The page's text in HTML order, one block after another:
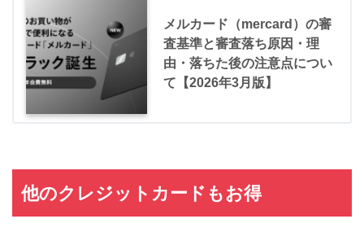
メルカード（mercard）の審
査基準と審査落ち原因・理
由・落ちた後の注意点につい
て【2026年3月版】
他のクレジットカードもお得